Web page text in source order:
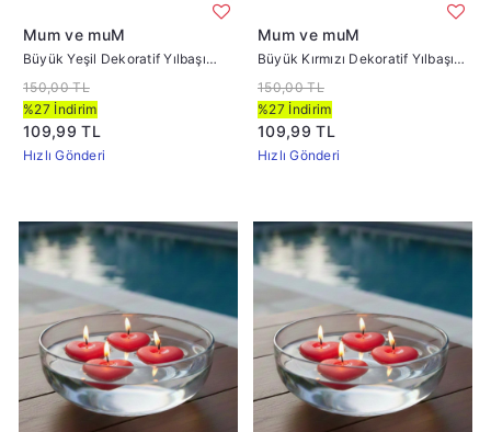
Mum ve muM
Büyük Yeşil Dekoratif Yılbaşı
Çam Ağacı Mum
150,00 TL
%27 İndirim
109,99 TL
Hızlı Gönderi
Mum ve muM
Büyük Kırmızı Dekoratif Yılbaşı
Çam Ağacı Mum
150,00 TL
%27 İndirim
109,99 TL
Hızlı Gönderi